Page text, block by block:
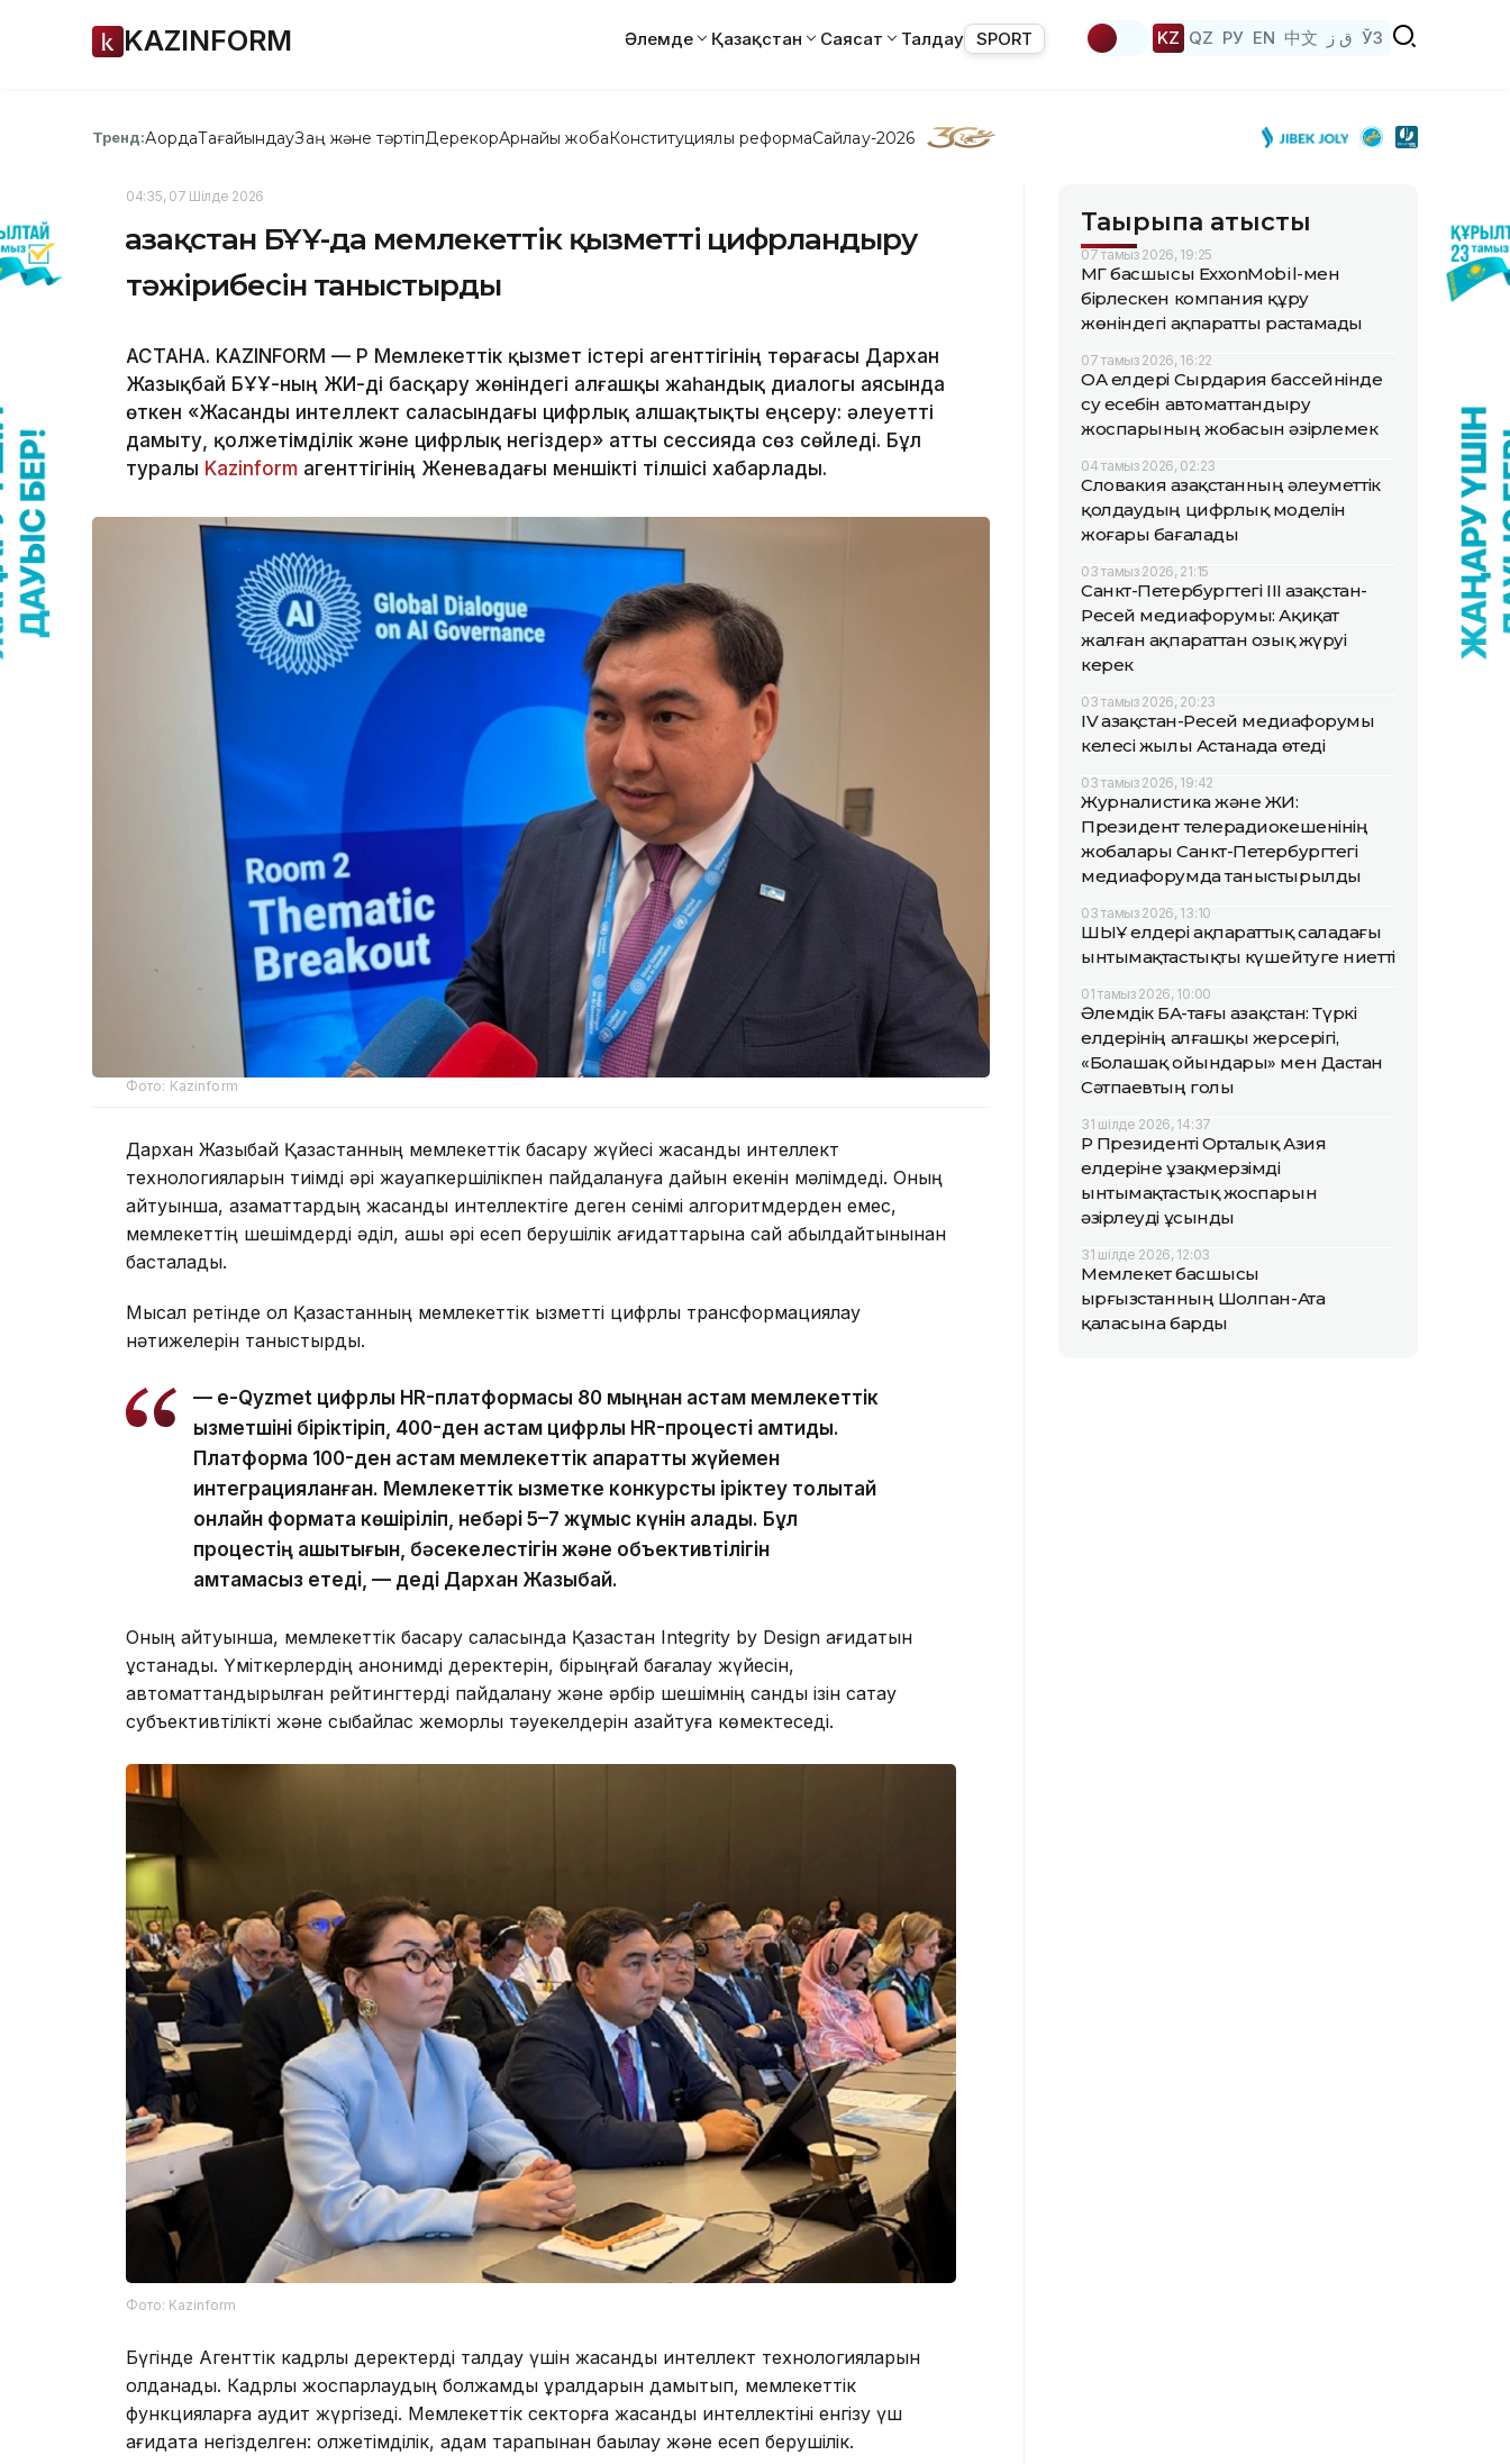
KAZINFORM Әлемде Қазақстан Саясат Талдау SPORT KZ QZ РУ EN 中文 ق ز ЎЗ
Тренд:АқордаТағайындауЗаң және тәртіпДерекқорАрнайы жобаКонституциялық реформаСайлау-2026
04:35, 07 Шілде 2026
Қазақстан БҰҰ-да мемлекеттік қызметті цифрландыру
тәжірибесін таныстырды
АСТАНА. KAZINFORM — ҚР Мемлекеттік қызмет істері агенттігінің төрағасы Дархан
Жазықбай БҰҰ-ның ЖИ-ді басқару жөніндегі алғашқы жаһандық диалогы аясында
өткен «Жасанды интеллект саласындағы цифрлық алшақтықты еңсеру: әлеуетті
дамыту, қолжетімділік және цифрлық негіздер» атты сессияда сөз сөйледі. Бұл
туралы Kazinform агенттігінің Женевадағы меншікті тілшісі хабарлады.
Фото: Kazinform
Дархан Жазықбай Қазақстанның мемлекеттік басқару жүйесі жасанды интеллект
технологияларын тиімді әрі жауапкершілікпен пайдалануға дайын екенін мәлімдеді. Оның
айтуынша, азаматтардың жасанды интеллектіге деген сенімі алгоритмдерден емес,
мемлекеттің шешімдерді әділ, ашық әрі есеп берушілік қағидаттарына сай қабылдайтынынан
басталады.
Мысал ретінде ол Қазақстанның мемлекеттік қызметті цифрлық трансформациялау
нәтижелерін таныстырды.
— e-Qyzmet цифрлық HR-платформасы 80 мыңнан астам мемлекеттік
қызметшіні біріктіріп, 400-ден астам цифрлық HR-процесті қамтиды.
Платформа 100-ден астам мемлекеттік ақпараттық жүйемен
интеграцияланған. Мемлекеттік қызметке конкурстық іріктеу толықтай
онлайн форматқа көшіріліп, небәрі 5–7 жұмыс күнін алады. Бұл
процестің ашықтығын, бәсекелестігін және объективтілігін
қамтамасыз етеді, — деді Дархан Жазықбай.
Оның айтуынша, мемлекеттік басқару саласында Қазақстан Integrity by Design қағидатын
ұстанады. Үміткерлердің анонимді деректерін, бірыңғай бағалау жүйесін,
автоматтандырылған рейтингтерді пайдалану және әрбір шешімнің сандық ізін сақтау
субъективтілікті және сыбайлас жемқорлық тәуекелдерін азайтуға көмектеседі.
Фото: Kazinform
Бүгінде Агенттік кадрлық деректерді талдау үшін жасанды интеллект технологияларын
қолданады. Кадрлық жоспарлаудың болжамдық құралдарын дамытып, мемлекеттік
функцияларға аудит жүргізеді. Мемлекеттік секторға жасанды интеллектіні енгізу үш
қағидатқа негізделген: қолжетімділік, адам тарапынан бақылау және есеп берушілік.
Тақырыпқа қатысты
07 тамыз 2026, 19:25
ҚМГ басшысы ExxonMobil-мен
бірлескен компания құру
жөніндегі ақпаратты растамады
07 тамыз 2026, 16:22
ОА елдері Сырдария бассейнінде
су есебін автоматтандыру
жоспарының жобасын әзірлемек
04 тамыз 2026, 02:23
Словакия Қазақстанның әлеуметтік
қолдаудың цифрлық моделін
жоғары бағалады
03 тамыз 2026, 21:15
Санкт-Петербургтегі III Қазақстан-
Ресей медиафорумы: Ақиқат
жалған ақпараттан озық жүруі
керек
03 тамыз 2026, 20:23
IV Қазақстан-Ресей медиафорумы
келесі жылы Астанада өтеді
03 тамыз 2026, 19:42
Журналистика және ЖИ:
Президент телерадиокешенінің
жобалары Санкт-Петербургтегі
медиафорумда таныстырылды
03 тамыз 2026, 13:10
ШЫҰ елдері ақпараттық саладағы
ынтымақтастықты күшейтуге ниетті
01 тамыз 2026, 10:00
Әлемдік БАҚ-тағы Қазақстан: Түркі
елдерінің алғашқы жерсерігі,
«Болашақ ойындары» мен Дастан
Сәтпаевтың голы
31 шілде 2026, 14:37
ҚР Президенті Орталық Азия
елдеріне ұзақмерзімді
ынтымақтастық жоспарын
әзірлеуді ұсынды
31 шілде 2026, 12:03
Мемлекет басшысы
Қырғызстанның Шолпан-Ата
қаласына барды